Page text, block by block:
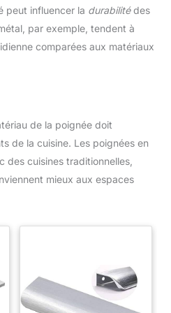
peut influencer la durabilitédes
par exemple, tendent à
comparées aux matériaux
de la poignée doit
de la cuisine. Les poignées en
des cuisines traditionnelles,
mieux aux espaces